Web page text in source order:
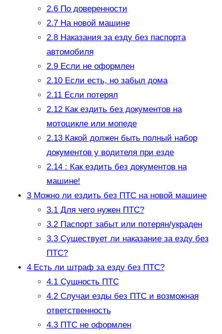
2.6По доверенности
2.7На новой машине
2.8Наказания за езду без паспорта
автомобиля
2.9Если не оформлен
2.10Если есть, но забыл дома
2.11Если потерял
2.12Как ездить без документов на
мотоцикле или мопеде
2.13Какой должен быть полный набор
документов у водителя при езде
2.14: Как ездить без документов на
машине!
3Можно ли ездить без ПТС на новой машине
3.1Для чего нужен ПТС?
3.2Паспорт забыт или потерян/украден
3.3Существует ли наказание за езду без
ПТС?
4Есть ли штраф за езду без ПТС?
4.1Сущность ПТС
4.2Случаи езды без ПТС и возможная
ответственность
4.3ПТС не оформлен